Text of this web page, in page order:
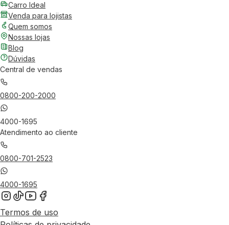
Carro Ideal
Venda para lojistas
Quem somos
Nossas lojas
Blog
Dúvidas
Central de vendas
0800-200-2000
4000-1695
Atendimento ao cliente
0800-701-2523
4000-1695
Termos de uso